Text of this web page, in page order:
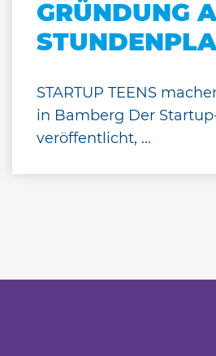
GRÜNDUNG
STARTUP TEENS
in Bamberg Der
veröffentlicht, ...